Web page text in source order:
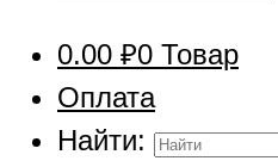
0.00 ₽0 Товар
Оплата
Найти: